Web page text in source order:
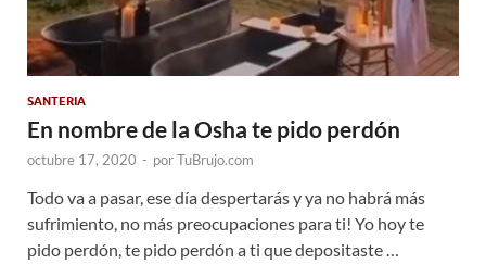
SANTERIA
En nombre de la Osha te pido perdón
octubre 17, 2020 - porTuBrujo.com
Todo va a pasar, ese día despertarás y ya no habrá más
sufrimiento, no más preocupaciones para ti! Yo hoy te
pido perdón, te pido perdón a ti que depositaste …